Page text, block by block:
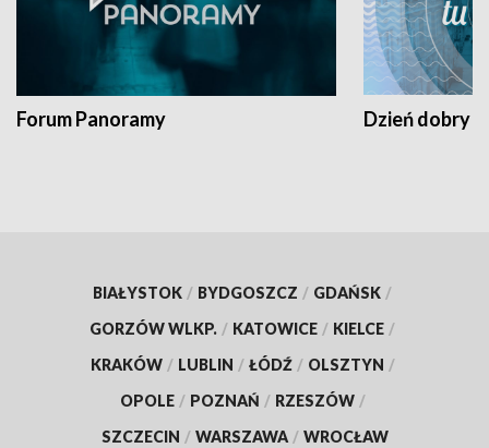
Forum Panoramy Dzień dobry
BIAŁYSTOK / BYDGOSZCZ / GDAŃSK /
GORZÓW WLKP. / KATOWICE / KIELCE /
KRAKÓW / LUBLIN / ŁÓDŹ / OLSZTYN /
OPOLE / POZNAŃ / RZESZÓW /
SZCZECIN / WARSZAWA / WROCŁAW